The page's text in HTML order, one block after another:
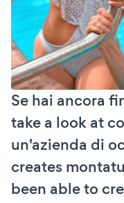
Se hai ancora
take a look at
un'azienda di
creates
been able to